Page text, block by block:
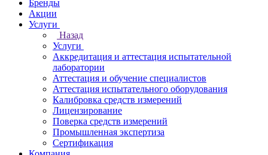
Бренды
Акции
Услуги
Назад
Услуги
Аккредитация и аттестация испытательной
лаборатории
Аттестация и обучение специалистов
Аттестация испытательного оборудования
Калибровка средств измерений
Лицензирование
Поверка средств измерений
Промышленная экспертиза
Сертификация